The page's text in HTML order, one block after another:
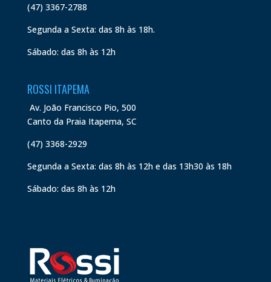
(47) 3367-2788
Segunda a Sexta: das 8h às 18h.
Sábado: das 8h às 12h
ROSSI ITAPEMA
Av. João Francisco Pio, 500
Canto da Praia Itapema, SC
(47) 3368-2929
Segunda a Sexta: das 8h às 12h e das 13h30 às 18h
Sábado: das 8h às 12h